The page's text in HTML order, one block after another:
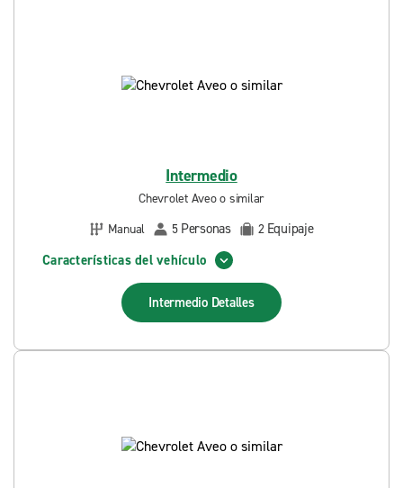
Intermedio
Chevrolet Aveo o similar
Manual
5 Personas 2 Equipaje
Características del vehículo
Intermedio Detalles